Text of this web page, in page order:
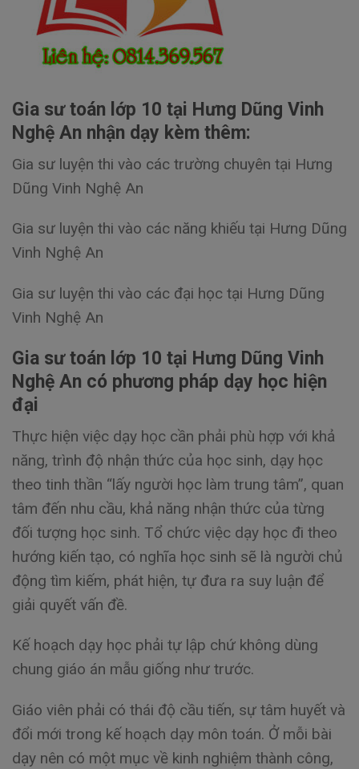
Gia sư toán lớp 10 tại Hưng Dũng Vinh
Nghệ An nhận dạy kèm thêm:
Gia sư luyện thi vào các trường chuyên tại Hưng
Dũng Vinh Nghệ An
Gia sư luyện thi vào các năng khiếu tại Hưng Dũng
Vinh Nghệ An
Gia sư luyện thi vào các đại học tại Hưng Dũng
Vinh Nghệ An
Gia sư toán lớp 10 tại Hưng Dũng Vinh
Nghệ An có phương pháp dạy học hiện
đại
Thực hiện việc dạy học cần phải phù hợp với khả
năng, trình độ nhận thức của học sinh, dạy học
theo tinh thần “lấy người học làm trung tâm”, quan
tâm đến nhu cầu, khả năng nhận thức của từng
đối tượng học sinh. Tổ chức việc dạy học đi theo
hướng kiến tạo, có nghĩa học sinh sẽ là người chủ
động tìm kiếm, phát hiện, tự đưa ra suy luận để
giải quyết vấn đề.
Kế hoạch dạy học phải tự lập chứ không dùng
chung giáo án mẫu giống như trước.
Giáo viên phải có thái độ cầu tiến, sự tâm huyết và
đổi mới trong kế hoạch dạy môn toán. Ở mỗi bài
dạy nên có một mục về kinh nghiệm thành công,